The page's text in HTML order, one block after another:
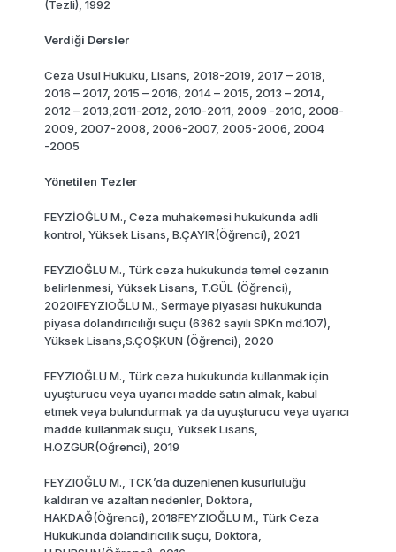
(Tezli), 1992
Verdiği Dersler
Ceza Usul Hukuku, Lisans, 2018-2019, 2017 – 2018,
2016 – 2017, 2015 – 2016, 2014 – 2015, 2013 – 2014,
2012 – 2013,2011-2012, 2010-2011, 2009 -2010, 2008-
2009, 2007-2008, 2006-2007, 2005-2006, 2004
-2005
Yönetilen Tezler
FEYZİOĞLU M., Ceza muhakemesi hukukunda adli
kontrol, Yüksek Lisans, B.ÇAYIR(Öğrenci), 2021
FEYZlOĞLU M., Türk ceza hukukunda temel cezanın
belirlenmesi, Yüksek Lisans, T.GÜL (Öğrenci),
2020IFEYZlOĞLU M., Sermaye piyasası hukukunda
piyasa dolandırıcılığı suçu (6362 sayılı SPKn md.107),
Yüksek Lisans,S.ÇOŞKUN (Öğrenci), 2020
FEYZlOĞLU M., Türk ceza hukukunda kullanmak için
uyuşturucu veya uyarıcı madde satın almak, kabul
etmek veya bulundurmak ya da uyuşturucu veya uyarıcı
madde kullanmak suçu, Yüksek Lisans,
H.ÖZGÜR(Öğrenci), 2019
FEYZlOĞLU M., TCK’da düzenlenen kusurluluğu
kaldıran ve azaltan nedenler, Doktora,
HAKDAĞ(Öğrenci), 2018FEYZIOĞLU M., Türk Ceza
Hukukunda dolandırıcılık suçu, Doktora,